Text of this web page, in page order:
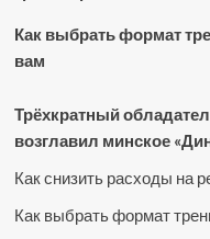
Как выбрать формат
вам
Трёхкратный
возглавил минское
Как снизить расходы на
Как выбрать формат